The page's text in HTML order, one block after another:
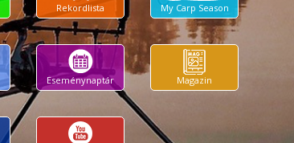
Rekordlista My Carp Season
Eseménynaptár Magazin